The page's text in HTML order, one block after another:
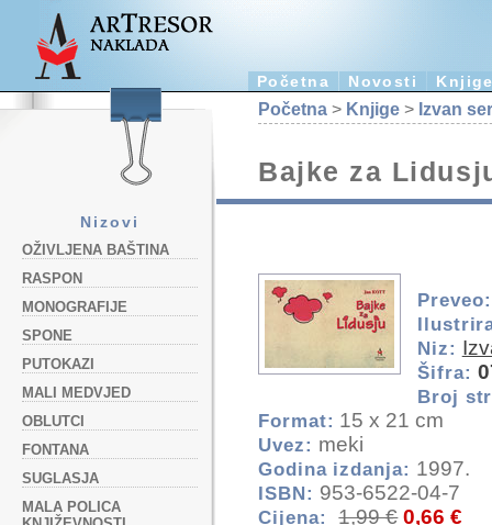
Početna Novosti
Nizovi
OŽIVLJENA BAŠTINA
RASPON
MONOGRAFIJE
SPONE
PUTOKAZI
MALI MEDVJED
OBLUTCI
FONTANA
SUGLASJA
MALA POLICA
Početna > Knjige > Izvan
Bajke za
Preveo:
Niz:
Šifra:
Broj
Format: 15 x 21 cm
Uvez: meki
Godina izdanja: 1997.
ISBN: 953-6522-04-7
Cijena: 1,99 € 0,66 €